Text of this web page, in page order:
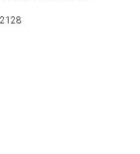
2128